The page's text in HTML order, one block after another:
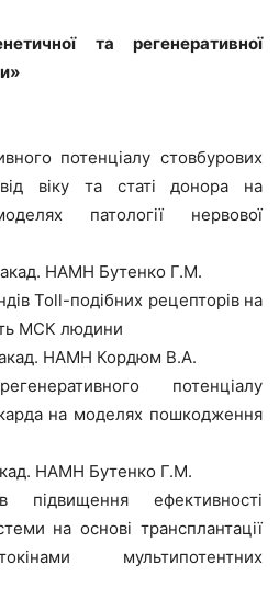
та регенеративної
потенціалу стовбурових
віку та статі донора на
патології нервової
НАМН Бутенко Г.М.
Toll-подібних рецепторів на
МСК людини
акад. НАМН Кордюм В.А.
потенціалу
на моделях пошкодження
НАМН Бутенко Г.М.
ефективності
на основі трансплантації
мультипотентних